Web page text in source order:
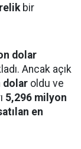
bir
dolar
Ancak açık
dolar oldu ve
5,296 milyon
en